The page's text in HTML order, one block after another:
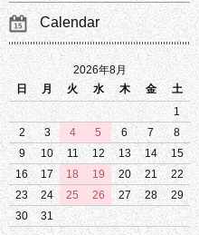
Calendar
2026年8月
日
月 火 水 木 金
土
1
2
3 4 5 6 7
8
9
10 11 12 13 14
15
16
17 18 19 20 21
22
23
24 25 26 27 28
29
30
31